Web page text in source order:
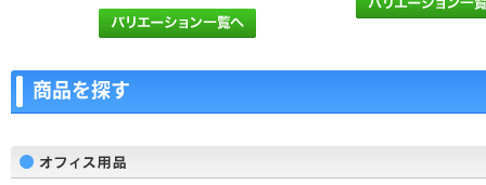
商品を探す